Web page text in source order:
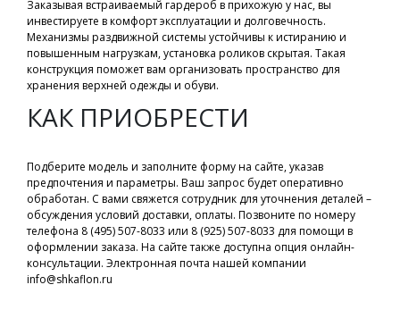
Заказывая встраиваемый гардероб в прихожую у нас, вы
инвестируете в комфорт эксплуатации и долговечность.
Механизмы раздвижной системы устойчивы к истиранию и
повышенным нагрузкам, установка роликов скрытая. Такая
конструкция поможет вам организовать пространство для
хранения верхней одежды и обуви.
КАК ПРИОБРЕСТИ
Подберите модель и заполните форму на сайте, указав
предпочтения и параметры. Ваш запрос будет оперативно
обработан. С вами свяжется сотрудник для уточнения деталей –
обсуждения условий доставки, оплаты. Позвоните по номеру
телефона 8 (495) 507-8033 или 8 (925) 507-8033 для помощи в
оформлении заказа. На сайте также доступна опция онлайн-
консультации. Электронная почта нашей компании
info@shkaflon.ru